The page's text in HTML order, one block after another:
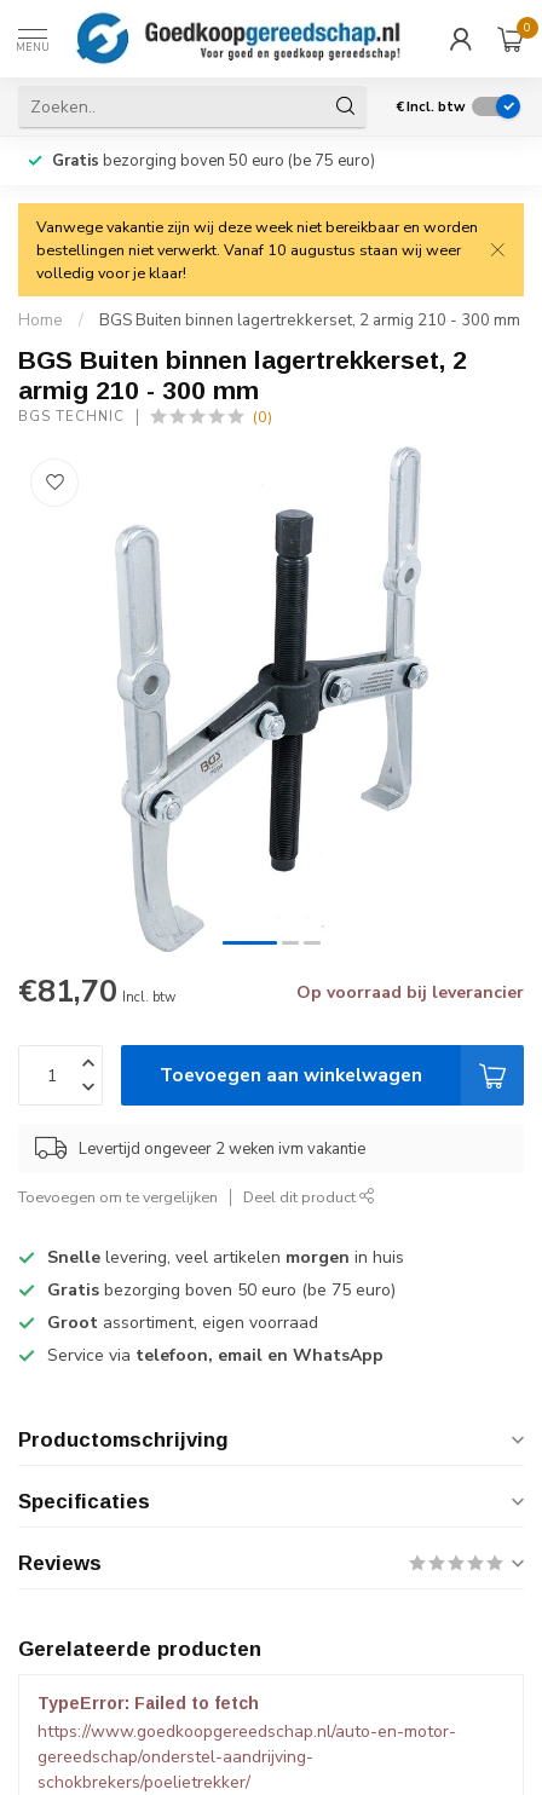
MENU
0
€Incl. btw
Gratis bezorging boven 50 euro (be 75 euro)
Vanwege vakantie zijn wij deze week niet bereikbaar en worden
bestellingen niet verwerkt. Vanaf 10 augustus staan wij weer
volledig voor je klaar!
Home / BGS Buiten binnen lagertrekkerset, 2 armig 210 - 300 mm
BGS Buiten binnen lagertrekkerset, 2
armig 210 - 300 mm
BGS TECHNIC (0)
€81,70 Incl. btw Op voorraad bij leverancier
Toevoegen aan winkelwagen
Levertijd ongeveer 2 weken ivm vakantie
Toevoegen om te vergelijken Deel dit product
Snelle levering, veel artikelen morgen in huis
Gratis bezorging boven 50 euro (be 75 euro)
Groot assortiment, eigen voorraad
Service via telefoon, email en WhatsApp
Productomschrijving
Specificaties
Reviews
Gerelateerde producten
TypeError: Failed to fetch
https://www.goedkoopgereedschap.nl/auto-en-motor-
gereedschap/onderstel-aandrijving-
schokbrekers/poelietrekker/